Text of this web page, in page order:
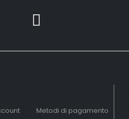
Metodi di pagamento